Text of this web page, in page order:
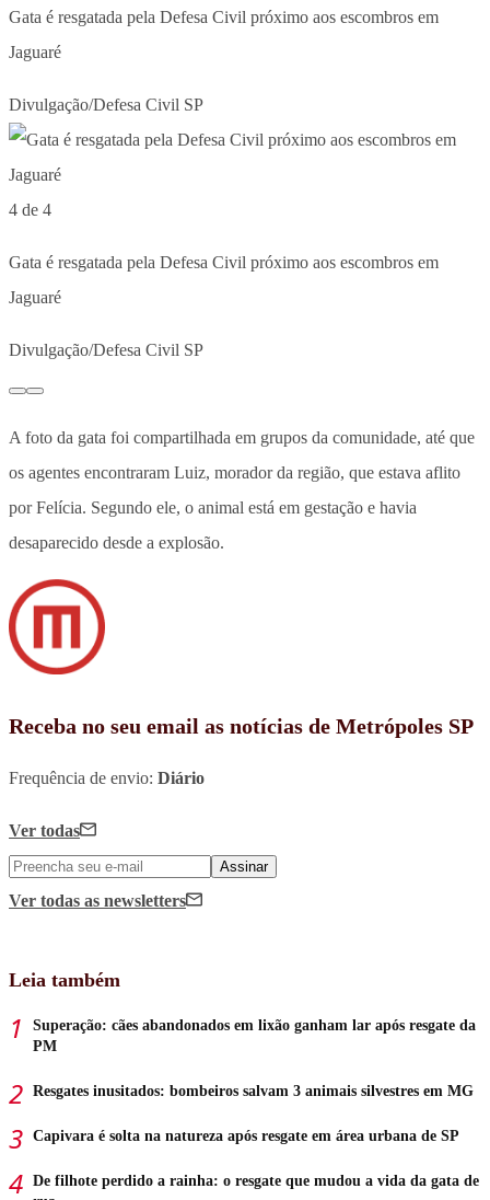
Gata é resgatada pela Defesa Civil próximo aos escombros em
Jaguaré
Divulgação/Defesa Civil SP
4 de 4
Gata é resgatada pela Defesa Civil próximo aos escombros em
Jaguaré
Divulgação/Defesa Civil SP
A foto da gata foi compartilhada em grupos da comunidade, até que
os agentes encontraram Luiz, morador da região, que estava aflito
por Felícia. Segundo ele, o animal está em gestação e havia
desaparecido desde a explosão.
Receba no seu email as notícias de Metrópoles SP
Frequência de envio: Diário
Ver todas
Assinar
Ver todas as newsletters
Leia também
Superação: cães abandonados em lixão ganham lar após resgate da
PM
Resgates inusitados: bombeiros salvam 3 animais silvestres em MG
Capivara é solta na natureza após resgate em área urbana de SP
De filhote perdido a rainha: o resgate que mudou a vida da gata de